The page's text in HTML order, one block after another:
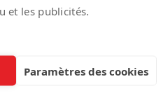
et les publicités.
Paramètres des cookies